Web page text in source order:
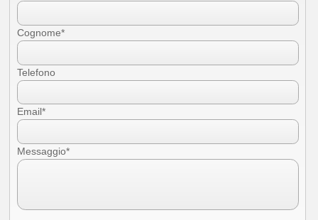
Cognome*
Telefono
Email*
Messaggio*